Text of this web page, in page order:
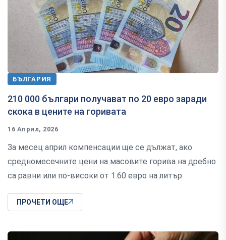
БЪЛГАРИЯ
210 000 българи получават по 20 евро заради
скока в цените на горивата
16 Април, 2026
За месец април компенсации ще се дължат, ако
средномесечните цени на масовите горива на дребно
са равни или по-високи от 1.60 евро на литър
ПРОЧЕТИ ОЩЕ